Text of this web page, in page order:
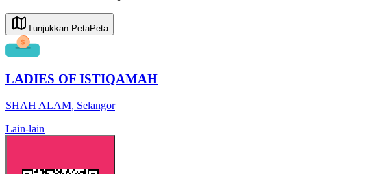
Tunjukkan PetaPeta
LADIES OF ISTIQAMAH
SHAH ALAM, Selangor
Lain-lain